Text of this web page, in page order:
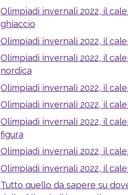
Olimpiadi invernali 2022, il
ghiaccio
Olimpiadi invernali 2022, il
Olimpiadi invernali 2022, il
nordica
Olimpiadi invernali 2022, il
Olimpiadi invernali 2022, il
Olimpiadi invernali 2022, il
figura
Olimpiadi invernali 2022, il
Olimpiadi invernali 2022, il
Tutto quello da sapere su